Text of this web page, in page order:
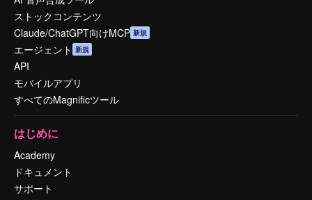
ストックコンテンツ
Claude/ChatGPT向けMCP 新規
エージェント 新規
API
モバイルアプリ
すべてのMagnificツール
はじめに
Academy
ドキュメント
サポート